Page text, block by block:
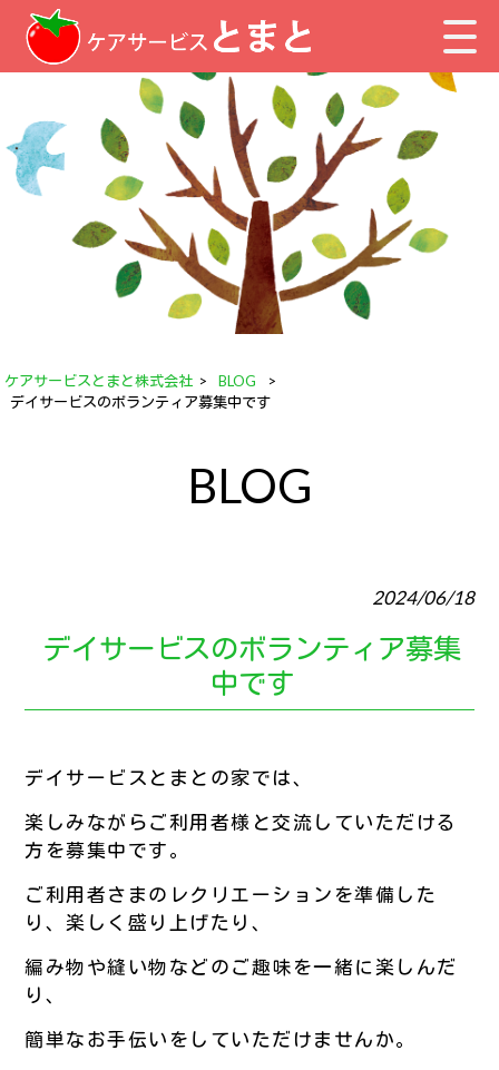
ケアサービスとまと株式会社 > BLOG
>
デイサービスのボランティア募集中です
BLOG
2024/06/18
デイサービスのボランティア募集
中です
デイサービスとまとの家では、
楽しみながらご利用者様と交流していただける
方を募集中です。
ご利用者さまのレクリエーションを準備した
り、楽しく盛り上げたり、
編み物や縫い物などのご趣味を一緒に楽しんだ
り、
簡単なお手伝いをしていただけませんか。